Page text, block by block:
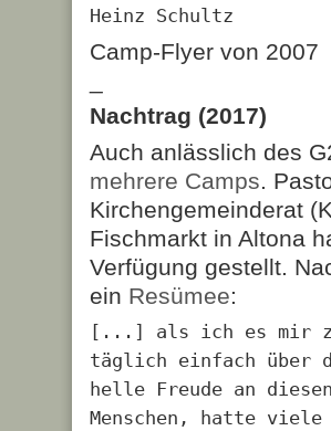
Heinz Schultz
Camp-Flyer von 2007
Nachtrag (2017)
Auch anlässlich des
mehrere Camps.
Kirchengemeinderat
Fischmarkt in Altona
Verfügung gestellt.
ein Resümee:
[...] als ich es mir zur
täglich einfach über
helle Freude an
Menschen, hatte viele